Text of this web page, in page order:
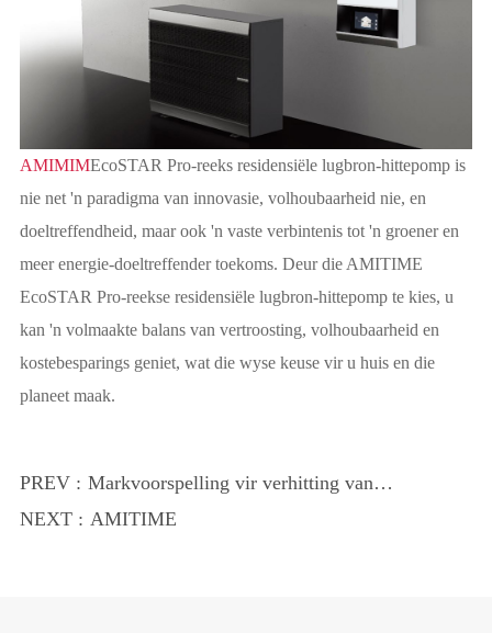
AMIMIMEcoSTAR Pro-reeks residensiële lugbron-hittepomp is
nie net 'n paradigma van innovasie, volhoubaarheid nie, en
doeltreffendheid, maar ook 'n vaste verbintenis tot 'n groener en
meer energie-doeltreffender toekoms. Deur die AMITIME
EcoSTAR Pro-reekse residensiële lugbron-hittepomp te kies, u
kan 'n volmaakte balans van vertroosting, volhoubaarheid en
kostebesparings geniet, wat die wyse keuse vir u huis en die
planeet maak.
PREV : Markvoorspelling vir verhitting van
hittepompe in 2025: Omhels die nuwe era
NEXT : AMITIME